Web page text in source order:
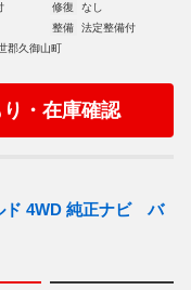
修復
なし
整備
法定整備付
郡久御山町
り・在庫確認
ド 4WD 純正ナビ バ